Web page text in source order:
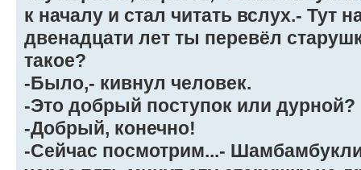
к началу и стал читать вслух.- Тут
двенадцати лет ты перевёл
такое?
-Было,- кивнул человек.
-Это добрый поступок или дурной?
-Добрый, конечно!
-Сейчас посмотрим...-